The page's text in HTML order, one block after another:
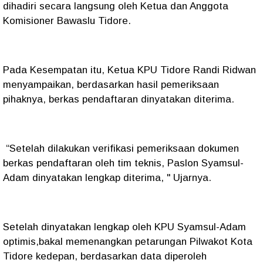
dihadiri secara langsung oleh Ketua dan Anggota
Komisioner Bawaslu Tidore.
Pada Kesempatan itu, Ketua KPU Tidore Randi Ridwan
menyampaikan, berdasarkan hasil pemeriksaan
pihaknya, berkas pendaftaran dinyatakan diterima.
“Setelah dilakukan verifikasi pemeriksaan dokumen
berkas pendaftaran oleh tim teknis, Paslon Syamsul-
Adam dinyatakan lengkap diterima, " Ujarnya.
Setelah dinyatakan lengkap oleh KPU Syamsul-Adam
optimis,bakal memenangkan petarungan Pilwakot Kota
Tidore kedepan, berdasarkan data diperoleh